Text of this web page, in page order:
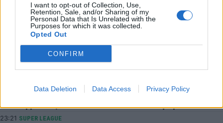
I want to opt-out of Collection, Use,
Retention, Sale, and/or Sharing of my
Personal Data that Is Unrelated with the
Purposes for which it was collected.
Opted Out
CONFIRM
Data Deletion Data Access Privacy Policy
LATEST NEWS
GREEK BASKET LEAGUE
Πήρε Αγραβάνη ο Βίκος Ιωαννίνων
EUROLEAGUE
Αναντολού Εφές: Χάνει την αρχή της σεζόν ο
SUPER LEAGUE 2
Πανσερραϊκός: Ανακοίνωσε τον Μανώλη Σμπώκο
23:21 SUPER LEAGUE